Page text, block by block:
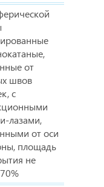
от
швов
с
лазами,
от оси
площадь
не